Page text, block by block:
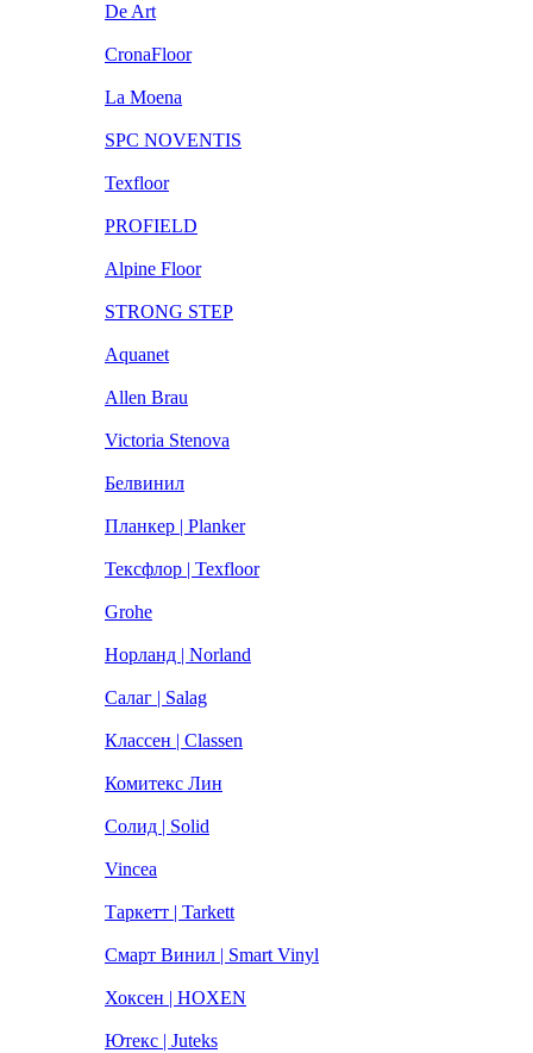
De Art
CronaFloor
La Moena
SPC NOVENTIS
Texfloor
PROFIELD
Alpine Floor
STRONG STEP
Aquanet
Allen Brau
Victoria Stenova
Белвинил
Планкер | Planker
Тексфлор | Texfloor
Grohe
Норланд | Norland
Салаг | Salag
Классен | Classen
Комитекс Лин
Солид | Solid
Vincea
Таркетт | Tarkett
Смарт Винил | Smart Vinyl
Хоксен | HOXEN
Ютекс | Juteks